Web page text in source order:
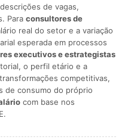
de vagas,
Para consultores de
real do setor e a variação
esperada em processos
executivos e estrategistas
o perfil etário e a
competitivas,
de consumo do próprio
com base nos